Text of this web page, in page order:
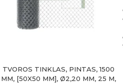
TVOROS TINKLAS, PINTAS, 1500
MM, [50X50 MM], Ø2,20 MM, 25 M,